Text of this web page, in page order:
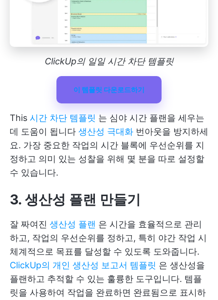
ClickUp의 일일 시간 차단 템플릿
이 템플릿 다운로드하기
This 시간 차단 템플릿 는 심야 시간 플랜을 세우는
데 도움이 됩니다 생산성 극대화 번아웃을 방지하세
요. 가장 중요한 작업의 시간 블록에 우선순위를 지
정하고 의미 있는 성찰을 위해 몇 분을 따로 설정할
수 있습니다.
3. 생산성 플랜 만들기
잘 짜여진 생산성 플랜 은 시간을 효율적으로 관리
하고, 작업의 우선순위를 정하고, 특히 야간 작업 시
체계적으로 목표를 달성할 수 있도록 도와줍니다.
ClickUp의 개인 생산성 보고서 템플릿 은 생산성을
플랜하고 추적할 수 있는 훌륭한 도구입니다. 템플
릿을 사용하여 작업을 완료하면 완료됨으로 표시하